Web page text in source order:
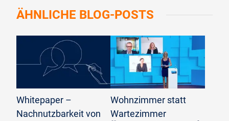
ÄHNLICHE BLOG-POSTS
Whitepaper –
Nachnutzbarkeit von
Wohnzimmer statt
Wartezimmer